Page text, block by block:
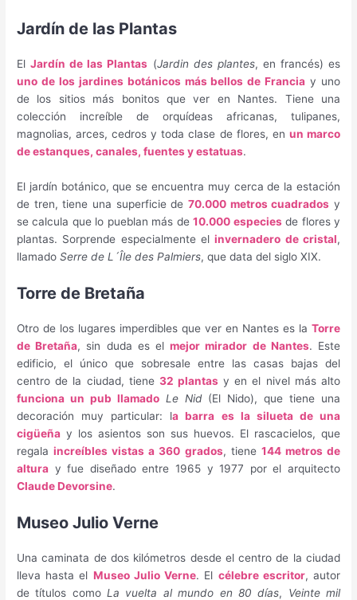
Jardín de las Plantas
ElJardín de las Plantas (Jardin des plantes, en francés) es
uno de los jardines botánicos más bellos de Francia y uno
de los sitios más bonitos que ver en Nantes. Tiene una
colección increíble de orquídeas africanas, tulipanes,
magnolias, arces, cedros y toda clase de flores, en un marco
de estanques, canales, fuentes y estatuas.
El jardín botánico, que se encuentra muy cerca de la estación
de tren, tiene una superficie de 70.000 metros cuadrados y
se calcula que lo pueblan más de10.000 especiesde flores y
plantas. Sorprende especialmente elinvernadero de cristal,
llamadoSerre de L´Île des Palmiers, que data del siglo XIX.
Torre de Bretaña
Otro de los lugares imperdibles que ver en Nantes es la Torre
de Bretaña, sin duda es elmejor mirador de Nantes. Este
edificio, el único que sobresale entre las casas bajas del
centro de la ciudad, tiene 32 plantas y en el nivel más alto
funciona un pub llamado Le Nid(El Nido), que tiene una
decoración muy particular: la barra es la silueta de una
cigüeña y los asientos son sus huevos. El rascacielos, que
regalaincreíbles vistas a 360 grados, tiene 144 metros de
altura y fue diseñado entre 1965 y 1977 por el arquitecto
Claude Devorsine.
Museo Julio Verne
Una caminata de dos kilómetros desde el centro de la ciudad
lleva hasta el Museo Julio Verne. El célebre escritor, autor
de títulos comoLa vuelta al mundo en 80 días, Veinte mil